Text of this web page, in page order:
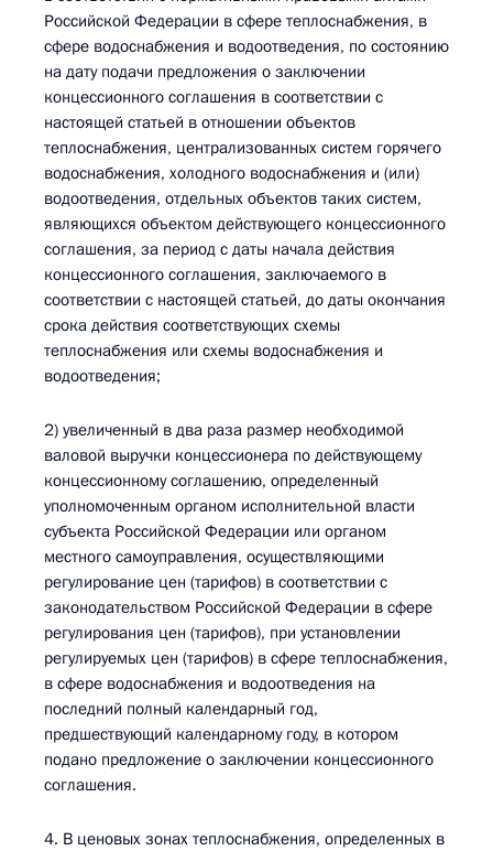
Российской Федерации в сфере теплоснабжения, в
сфере водоснабжения и водоотведения, по состоянию
на дату подачи предложения о заключении
концессионного соглашения в соответствии с
настоящей статьей в отношении объектов
теплоснабжения, централизованных систем горячего
водоснабжения, холодного водоснабжения и (или)
водоотведения, отдельных объектов таких систем,
являющихся объектом действующего концессионного
соглашения, за период с даты начала действия
концессионного соглашения, заключаемого в
соответствии с настоящей статьей, до даты окончания
срока действия соответствующих схемы
теплоснабжения или схемы водоснабжения и
водоотведения;
2) увеличенный в два раза размер необходимой
валовой выручки концессионера по действующему
концессионному соглашению, определенный
уполномоченным органом исполнительной власти
субъекта Российской Федерации или органом
местного самоуправления, осуществляющими
регулирование цен (тарифов) в соответствии с
законодательством Российской Федерации в сфере
регулирования цен (тарифов), при установлении
регулируемых цен (тарифов) в сфере теплоснабжения,
в сфере водоснабжения и водоотведения на
последний полный календарный год,
предшествующий календарному году, в котором
подано предложение о заключении концессионного
соглашения.
4. В ценовых зонах теплоснабжения, определенных в